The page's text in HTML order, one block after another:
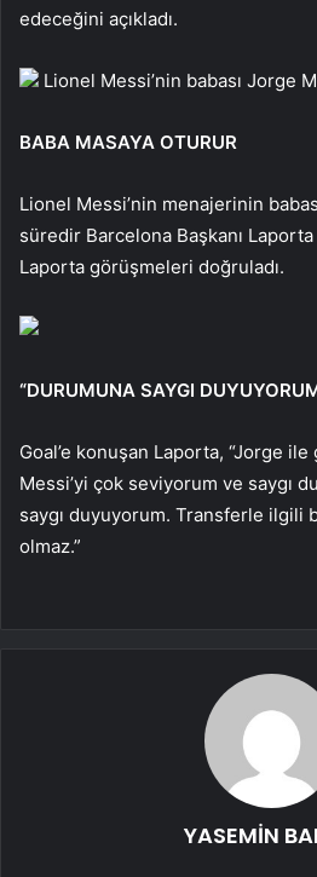
edeceğini açıkladı.
Lionel Messi’nin babası Jorge
BABA MASAYA OTURUR
Lionel Messi’nin menajerinin
süredir Barcelona Başkanı
Laporta görüşmeleri doğruladı.
“DURUMUNA SAYGI
Goal’e konuşan Laporta, “Jorge
Messi’yi çok seviyorum ve saygı
saygı duyuyorum. Transferle ilgili
olmaz.”
YASEMİN